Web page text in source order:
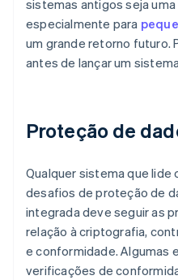
sistemas antigos seja
especialmente para
um grande retorno futuro.
antes de lançar um
Proteção de
Qualquer sistema que
desafios de proteção de
integrada deve seguir as
relação à criptografia,
e conformidade. Algumas
verificações de